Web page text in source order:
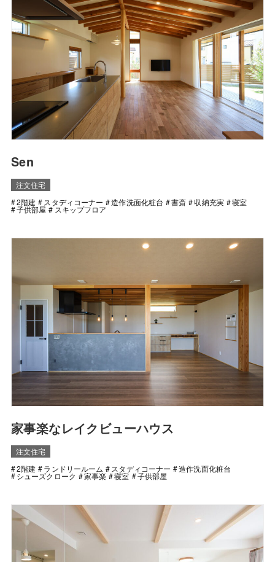
Sen
注文住宅
2階建
スタディコーナー 造作洗面化粧台 書斎 収納充実 寝室
子供部屋 スキップフロア
家事楽なレイクビューハウス
注文住宅
2階建
ランドリールーム スタディコーナー 造作洗面化粧台
シューズクローク 家事楽 寝室 子供部屋